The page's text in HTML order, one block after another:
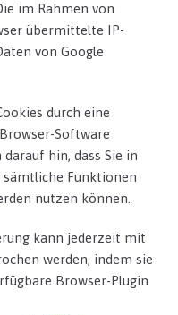
im Rahmen von
übermittelte IP-
von Google
durch eine
Software
hin, dass Sie in
Funktionen
nutzen können.
kann jederzeit mit
werden, indem sie
Browser-Plugin